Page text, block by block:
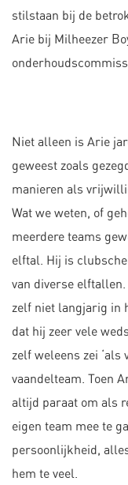
stilstaan bij de
Arie bij Milheezer
Niet alleen is Arie
geweest zoals
manieren als
Wat we weten, of
meerdere teams
elftal. Hij is
van diverse
zelf niet langjarig in
dat hij zeer vele
zelf weleens zei ‘als
vaandelteam. Toen
altijd paraat om als
eigen team mee te
persoonlijkheid,
hem te veel.